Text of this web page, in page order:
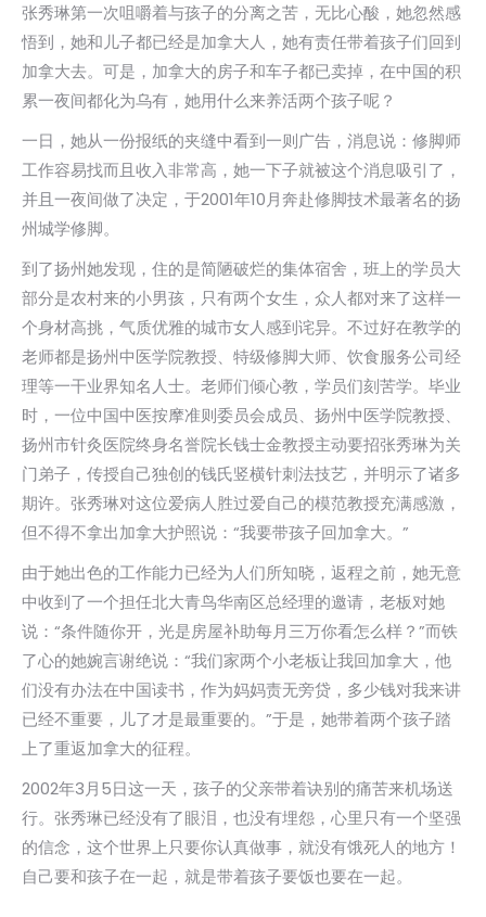
张秀琳第一次咀嚼着与孩子的分离之苦，无比心酸，她忽然感
悟到，她和儿子都已经是加拿大人，她有责任带着孩子们回到
加拿大去。可是，加拿大的房子和车子都已卖掉，在中国的积
累一夜间都化为乌有，她用什么来养活两个孩子呢？
一日，她从一份报纸的夹缝中看到一则广告，消息说：修脚师
工作容易找而且收入非常高，她一下子就被这个消息吸引了，
并且一夜间做了决定，于2001年10月奔赴修脚技术最著名的扬
州城学修脚。
到了扬州她发现，住的是简陋破烂的集体宿舍，班上的学员大
部分是农村来的小男孩，只有两个女生，众人都对来了这样一
个身材高挑，气质优雅的城市女人感到诧异。不过好在教学的
老师都是扬州中医学院教授、特级修脚大师、饮食服务公司经
理等一干业界知名人士。老师们倾心教，学员们刻苦学。毕业
时，一位中国中医按摩准则委员会成员、扬州中医学院教授、
扬州市针灸医院终身名誉院长钱士金教授主动要招张秀琳为关
门弟子，传授自己独创的钱氏竖横针刺法技艺，并明示了诸多
期许。张秀琳对这位爱病人胜过爱自己的模范教授充满感激，
但不得不拿出加拿大护照说：“我要带孩子回加拿大。”
由于她出色的工作能力已经为人们所知晓，返程之前，她无意
中收到了一个担任北大青鸟华南区总经理的邀请，老板对她
说：“条件随你开，光是房屋补助每月三万你看怎么样？”而铁
了心的她婉言谢绝说：“我们家两个小老板让我回加拿大，他
们没有办法在中国读书，作为妈妈责无旁贷，多少钱对我来讲
已经不重要，儿了才是最重要的。”于是，她带着两个孩子踏
上了重返加拿大的征程。
2002年3月5日这一天，孩子的父亲带着诀别的痛苦来机场送
行。张秀琳已经没有了眼泪，也没有埋怨，心里只有一个坚强
的信念，这个世界上只要你认真做事，就没有饿死人的地方！
自己要和孩子在一起，就是带着孩子要饭也要在一起。